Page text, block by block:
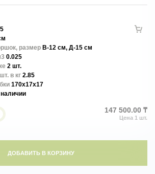
растение с крупными зелёными
тропическим силуэтом. Лаконичная форма
современные интерьеры. Не требует полива и
размер В-12 см, Д-15 см
0.025
2 шт.
в кг 2.85
170x17x17
147 500.00 ₸
ДОБАВИТЬ В КОРЗИНУ